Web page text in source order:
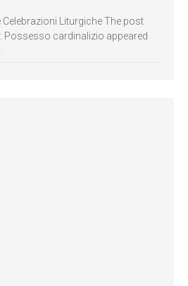
Celebrazioni Liturgiche The post
Possesso cardinalizio appeared